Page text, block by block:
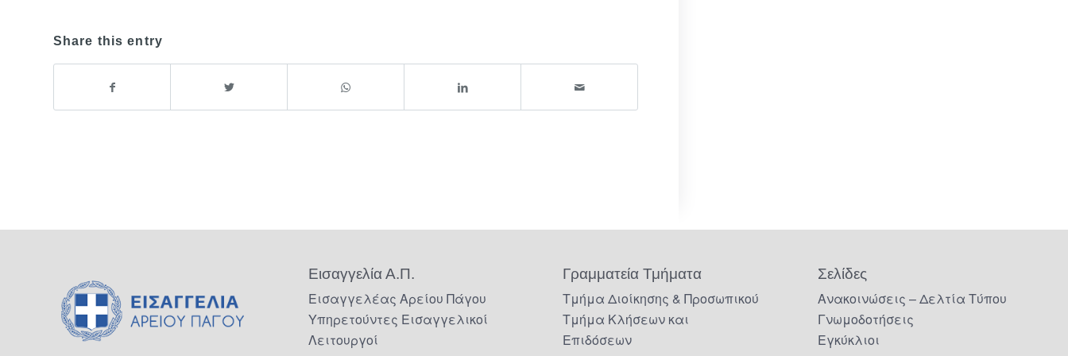
Share this entry
Εισαγγελία Α.Π.
Εισαγγελέας Αρείου Πάγου
Υπηρετούντες Εισαγγελικοί
Λειτουργοί
Γραμματεία Τμήματα
Τμήμα Διοίκησης & Προσωπικού
Τμήμα Κλήσεων και
Επιδόσεων
Σελίδες
Ανακοινώσεις – Δελτία Τύπου
Γνωμοδοτήσεις
Εγκύκλιοι